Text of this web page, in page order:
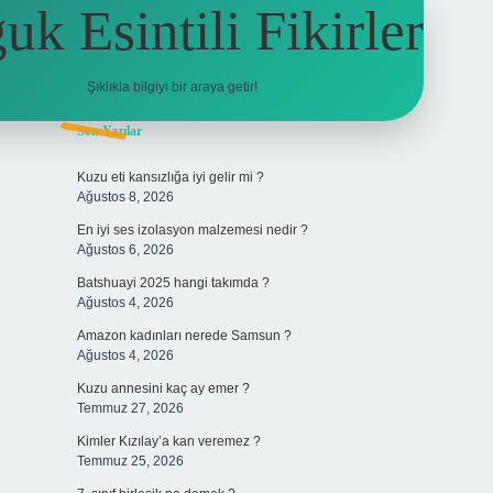
Esintili Fikirler
Şıklıkla bilgiyi bir araya getir!
Sidebar
Son Yazılar
Kuzu eti kansızlığa iyi gelir mi ?
Ağustos 8, 2026
En iyi ses izolasyon malzemesi nedir ?
Ağustos 6, 2026
Batshuayi 2025 hangi takımda ?
Ağustos 4, 2026
Amazon kadınları nerede Samsun ?
Ağustos 4, 2026
Kuzu annesini kaç ay emer ?
Temmuz 27, 2026
Kimler Kızılay’a kan veremez ?
Temmuz 25, 2026